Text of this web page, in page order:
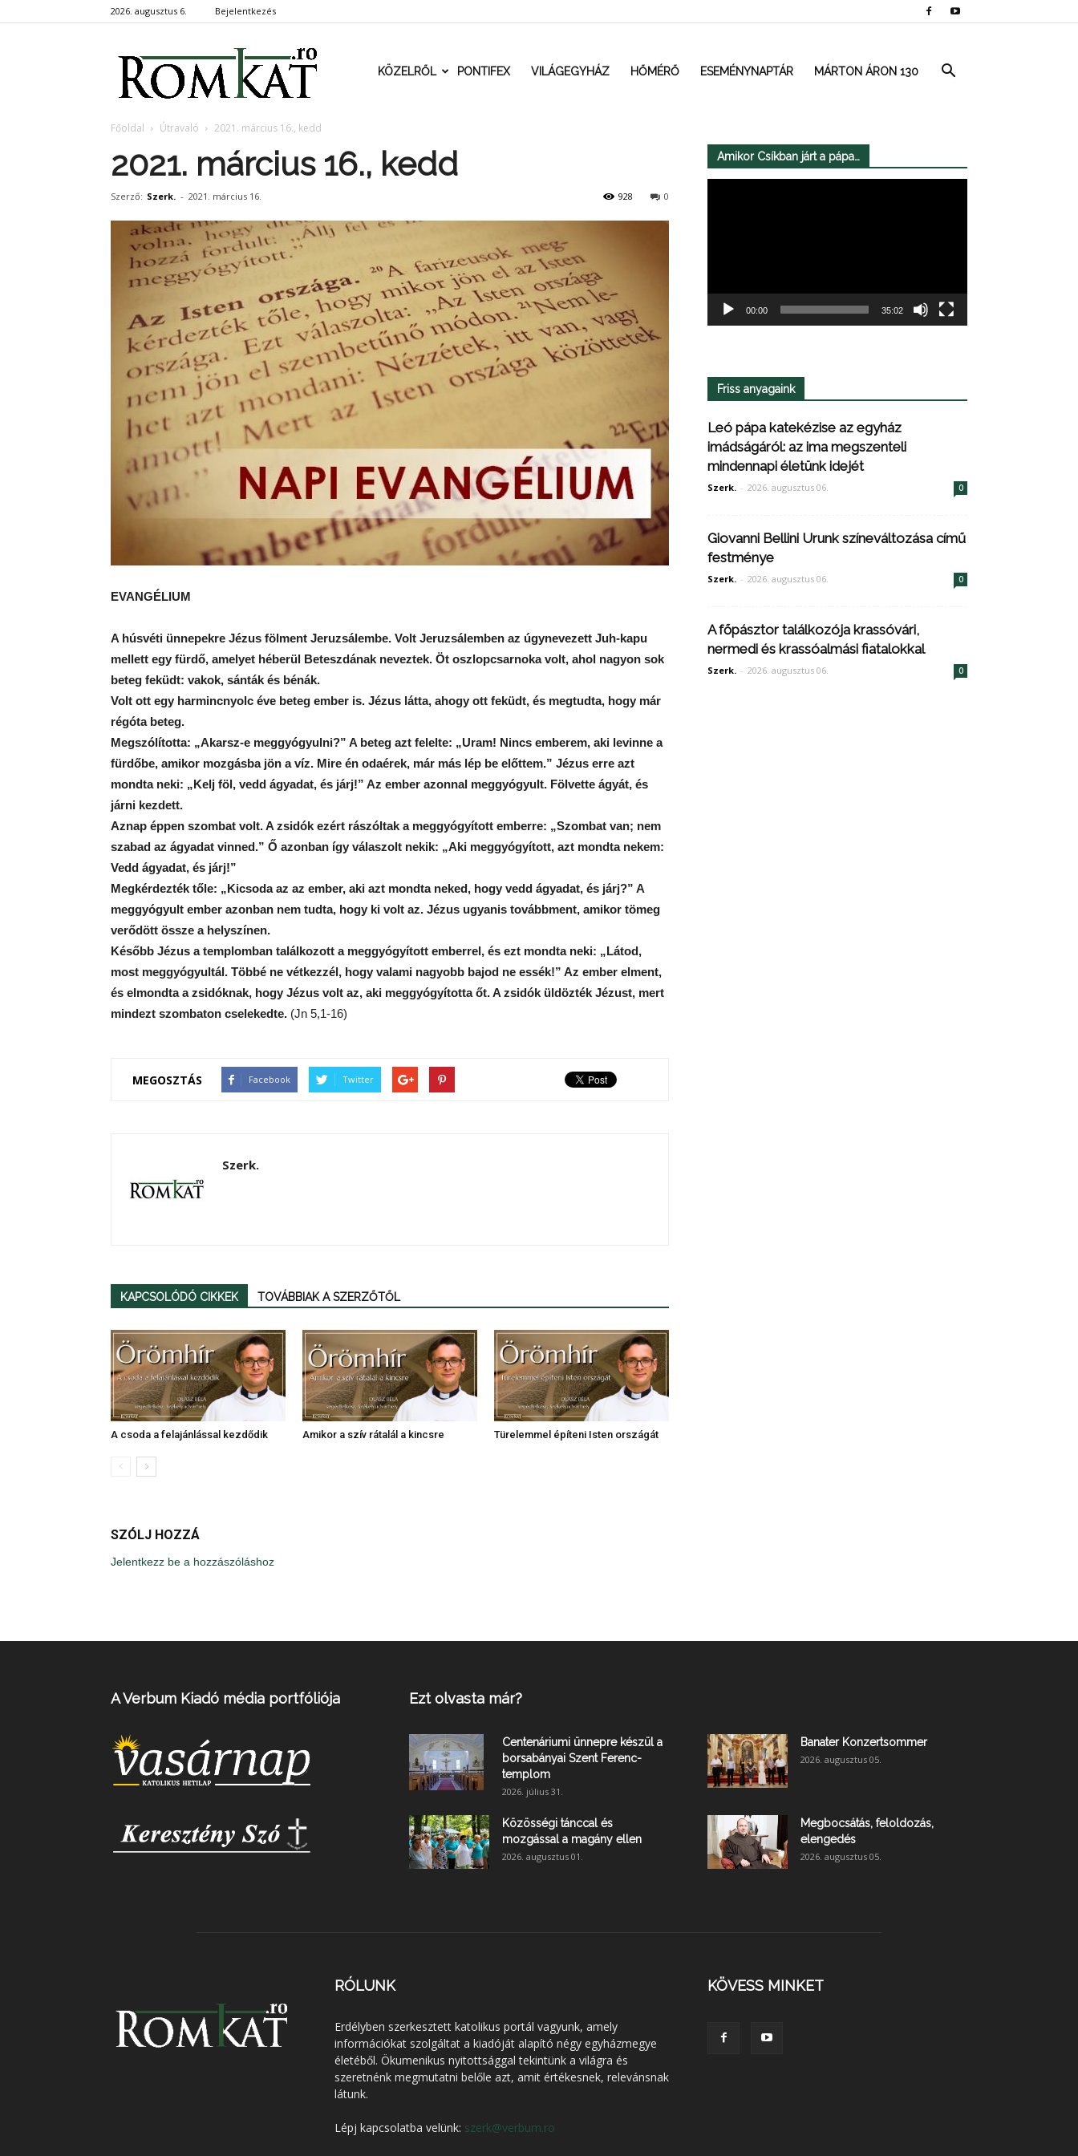
2026. augusztus 6. Bejelentkezés
RomKat.roKÖZELRŐL PONTIFEX VILÁGEGYHÁZ HŐMÉRŐ ESEMÉNYNAPTÁR MÁRTON ÁRON 130
Főoldal Útravaló 2021. március 16., kedd
2021. március 16., kedd
Szerző: Szerk. - 2021. március 16. 0
928
EVANGÉLIUM
A húsvéti ünnepekre Jézus fölment Jeruzsálembe. Volt Jeruzsálemben az úgynevezett Juh-kapu
mellett egy fürdő, amelyet héberül Beteszdának neveztek. Öt oszlopcsarnoka volt, ahol nagyon sok
beteg feküdt: vakok, sánták és bénák.
Volt ott egy harmincnyolc éve beteg ember is. Jézus látta, ahogy ott feküdt, és megtudta, hogy már
régóta beteg.
Megszólította: „Akarsz-e meggyógyulni?” A beteg azt felelte: „Uram! Nincs emberem, aki levinne a
fürdőbe, amikor mozgásba jön a víz. Mire én odaérek, már más lép be előttem.” Jézus erre azt
mondta neki: „Kelj föl, vedd ágyadat, és járj!” Az ember azonnal meggyógyult. Fölvette ágyát, és
járni kezdett.
Aznap éppen szombat volt. A zsidók ezért rászóltak a meggyógyított emberre: „Szombat van; nem
szabad az ágyadat vinned.” Ő azonban így válaszolt nekik: „Aki meggyógyított, azt mondta nekem:
Vedd ágyadat, és járj!”
Megkérdezték tőle: „Kicsoda az az ember, aki azt mondta neked, hogy vedd ágyadat, és járj?” A
meggyógyult ember azonban nem tudta, hogy ki volt az. Jézus ugyanis továbbment, amikor tömeg
verődött össze a helyszínen.
Később Jézus a templomban találkozott a meggyógyított emberrel, és ezt mondta neki: „Látod,
most meggyógyultál. Többé ne vétkezzél, hogy valami nagyobb bajod ne essék!” Az ember elment,
és elmondta a zsidóknak, hogy Jézus volt az, aki meggyógyította őt. A zsidók üldözték Jézust, mert
mindezt szombaton cselekedte. (Jn 5,1-16)
MEGOSZTÁS Facebook Twitter
Szerk.
KAPCSOLÓDÓ CIKKEK TOVÁBBIAK A SZERZŐTŐL
A csoda a felajánlással kezdődik Amikor a szív rátalál a kincsre Türelemmel építeni Isten országát
SZÓLJ HOZZÁ
Jelentkezz be a hozzászóláshoz
Amikor Csíkban járt a pápa…
00:00 35:02
Friss anyagaink
Leó pápa katekézise az egyház
imádságáról: az ima megszenteli
mindennapi életünk idejét
Szerk. - 2026. augusztus 06. 0
Giovanni Bellini Urunk színeváltozása című
festménye
Szerk. - 2026. augusztus 06. 0
A főpásztor találkozója krassóvári,
nermedi és krassóalmási fiatalokkal
Szerk. - 2026. augusztus 06. 0
A Verbum Kiadó média portfóliója Ezt olvasta már?
Centenáriumi ünnepre készül a
borsabányai Szent Ferenc-
templom
2026. július 31.
Banater Konzertsommer
2026. augusztus 05.
Közösségi tánccal és
mozgással a magány ellen
2026. augusztus 01.
Megbocsátás, feloldozás,
elengedés
2026. augusztus 05.
RÓLUNK
Erdélyben szerkesztett katolikus portál vagyunk, amely
információkat szolgáltat a kiadóját alapító négy egyházmegye
életéből. Ökumenikus nyitottsággal tekintünk a világra és
szeretnénk megmutatni belőle azt, amit értékesnek, relevánsnak
látunk.
Lépj kapcsolatba velünk: szerk@verbum.ro
KÖVESS MINKET